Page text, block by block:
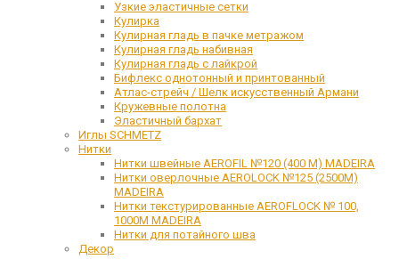
Узкие эластичные сетки
Кулирка
Кулирная гладь в пачке метражом
Кулирная гладь набивная
Кулирная гладь с лайкрой
Бифлекс однотонный и принтованный
Атлас-стрейч / Шелк искусственный Армани
Кружевные полотна
Эластичный бархат
Иглы SCHMETZ
Нитки
Нитки швейные AEROFIL №120 (400 М) MADEIRA
Нитки оверлочные AEROLOCK №125 (2500М)
MADEIRA
Нитки текстурированные AEROFLOCK № 100,
1000М MADEIRA
Нитки для потайного шва
Декор